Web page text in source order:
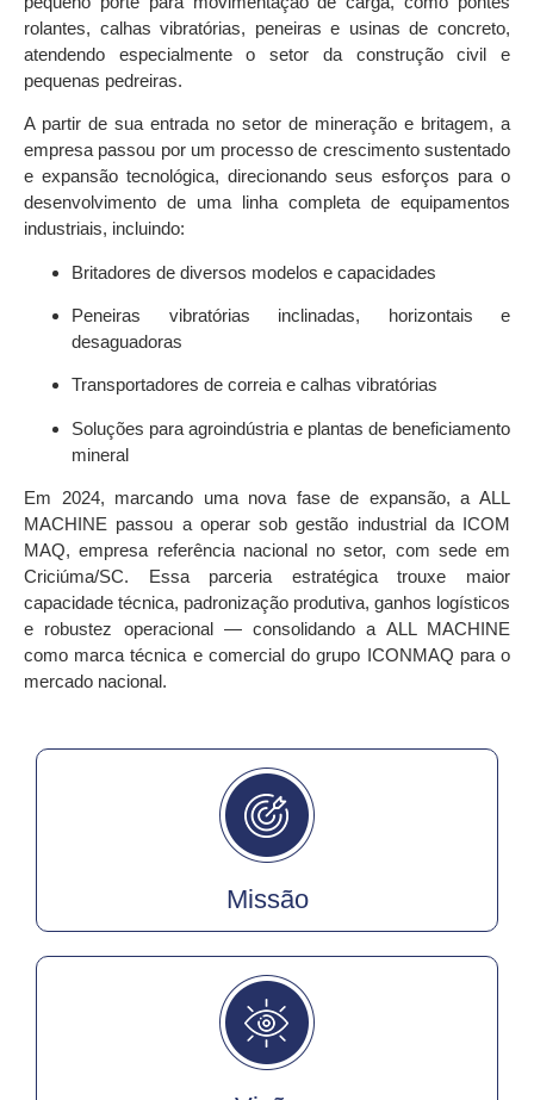
rolantes, calhas vibratórias, peneiras e usinas de concreto,
atendendo especialmente o setor da construção civil e
pequenas pedreiras.
A partir de sua entrada no setor de mineração e britagem, a
empresa passou por um processo de crescimento sustentado
e expansão tecnológica, direcionando seus esforços para o
desenvolvimento de uma linha completa de equipamentos
industriais, incluindo:
Britadores de diversos modelos e capacidades
Peneiras vibratórias inclinadas, horizontais e
desaguadoras
Transportadores de correia e calhas vibratórias
Soluções para agroindústria e plantas de beneficiamento
mineral
Em 2024, marcando uma nova fase de expansão, a ALL
MACHINE passou a operar sobgestão industrial da ICOM
MAQ, empresa referência nacional no setor, com sede em
Criciúma/SC. Essa parceria estratégica trouxe maior
capacidade técnica, padronização produtiva, ganhos logísticos
e robustez operacional — consolidando a ALL MACHINE
como marca técnica e comercial do grupo ICONMAQ para o
mercado nacional.
Missão